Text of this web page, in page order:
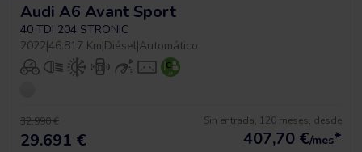
Audi A6 Avant Sport
40 TDI 204 STRONIC
2022|46.817 Km|Diésel|Automático
32.990 €
29.691 €
Sin entrada, 120 meses, desde
407,70 €/mes*